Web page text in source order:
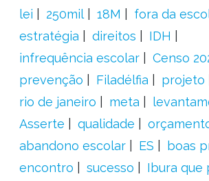
lei
250mil 18M
fora da
estratégia
direitos
IDH
infrequência escolar
Censo
prevenção
Filadélfia projeto
rio de janeiro
meta
Asserte
qualidade
abandono escolar
ES
boas
encontro
sucesso
Ibura que